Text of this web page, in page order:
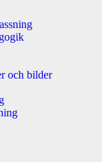
och bilder